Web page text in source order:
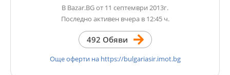
В Bazar.BG от 11 септември 2013г.
Последно активен вчера в 12:45 ч.
492 Обяви
Още оферти на https://bulgariasir.imot.bg